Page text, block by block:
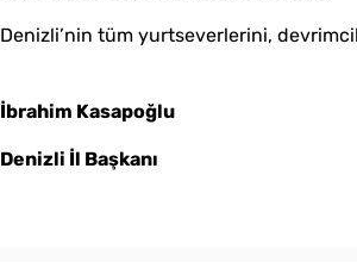
Denizli’nin tüm yurtseverlerini,
İbrahim Kasapoğlu
Denizli İl Başkanı